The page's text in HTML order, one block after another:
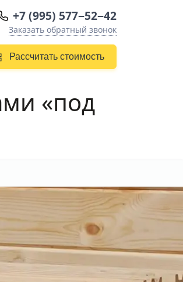
+7 (995) 577−52−42
Заказать обратный звонок
Рассчитать стоимость
«под